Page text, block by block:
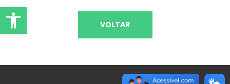
Abrir Ferramentas
VOLTAR